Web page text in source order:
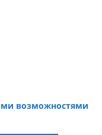
возможностями